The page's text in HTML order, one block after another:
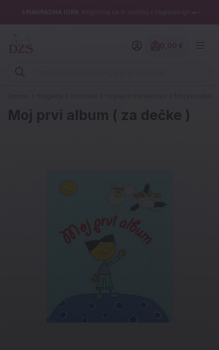
✨NAGRADNA IGRA : Registriraj se in sodeluj v nagradni igri 🚗✨
Vpišite iskalni niz (šolski zvezek, pero, kartuše ...)
Moj prvi album ( za dečke )